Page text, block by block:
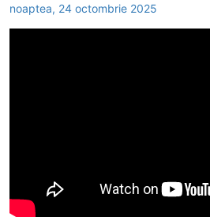
noaptea, 24 octombrie 2025